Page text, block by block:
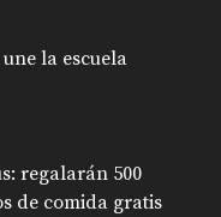
la escuela
regalarán 500
de comida gratis